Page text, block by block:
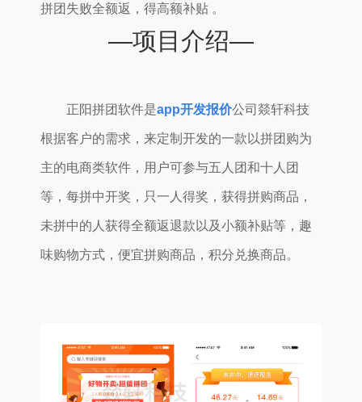
拼团失败全额返，得高额补贴 。
—项目介绍—
正阳拼团软件是app开发报价公司燚轩科技
根据客户的需求，来定制开发的一款以拼团购为
主的电商类软件，用户可参与五人团和十人团
等，每拼中开奖，只一人得奖，获得拼购商品，
未拼中的人获得全额返退款以及小额补贴等，趣
味购物方式，便宜拼购商品，积分兑换商品。